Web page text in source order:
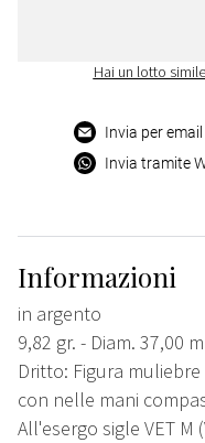
Hai un lotto
Invia per email
Invia tramite
Informazioni
in argento
9,82 gr. - Diam. 37,00
Dritto: Figura
con nelle mani
All'esergo sigle VET